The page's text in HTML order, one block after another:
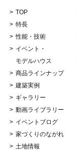
TOP
特長
性能・技術
イベント・
モデルハウス
商品ラインナップ
建築実例
ギャラリー
動画ライブラリー
イベントブログ
家づくりのながれ
土地情報